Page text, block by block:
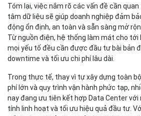
tâm dữ liệu sẽ giúp doanh nghiệp đảm
động ổn định, an toàn và sẵn sàng mở
Từ nguồn điện, hệ thống làm mát cho tới
mọi yếu tố đều cần được đầu tư bài bản
downtime và tối ưu chi phí lâu dài.
phí lớn và quy trình vận hành phức tạp,
nay đang ưu tiên kết hợp Data Center với
tính linh hoạt và tối ưu hiệu quả đầu tư.
số đa dạng, khả năng mở rộng linh hoạt